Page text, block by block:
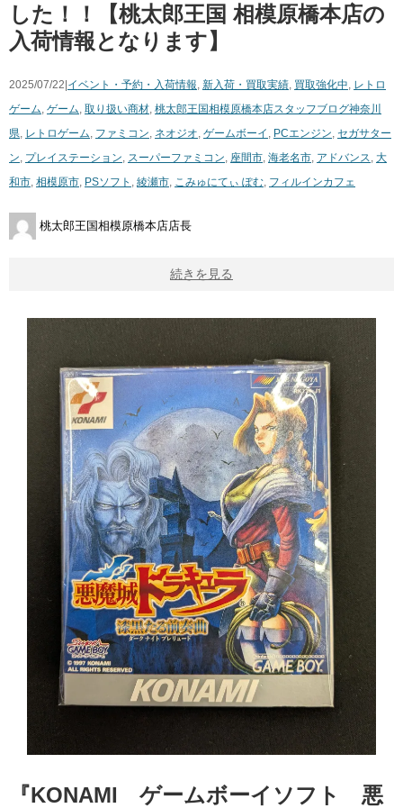
した！！【桃太郎王国 相模原橋本店の
入荷情報となります】
2025/07/22| イベント・予約・入荷情報, 新入荷・買取実績, 買取強化中, レトロ
ゲーム, ゲーム, 取り扱い商材, 桃太郎王国相模原橋本店スタッフブログ神奈川
県, レトロゲーム, ファミコン, ネオジオ, ゲームボーイ , PCエンジン, セガサター
ン, プレイステーション, スーパーファミコン, 座間市, 海老名市, アドバンス, 大
和市, 相模原市, PSソフト , 綾瀬市, こみゅにてぃ ​ぽむ, フィルインカフェ
桃太郎王国相模原橋本店店長
続きを見る
『KONAMI ゲームボーイソフト 悪